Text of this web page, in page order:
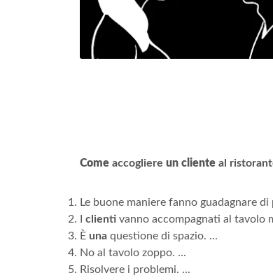
Come accogliere un cliente al
Le buone maniere fanno guadagnare di
clienti vanno accompagnati al tavolo
È una questione di spazio. ...
No al tavolo zoppo. ...
Risolvere i problemi. ...